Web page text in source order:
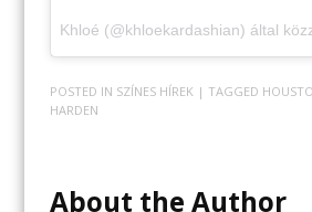
POSTED IN SZÍNES HÍREK | TAGGED
HARDEN
About the Author